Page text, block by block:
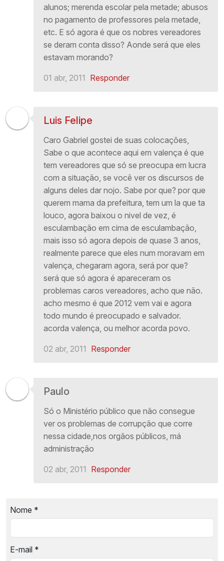
alunos; merenda escolar pela metade; abusos
no pagamento de professores pela metade,
etc. E só agora é que os nobres vereadores
se deram conta disso? Aonde será que eles
estavam morando?
01 abr, 2011 Responder
Luis Felipe
Caro Gabriel gostei de suas colocações,
Sabe o que acontece aqui em valença é que
tem vereadores que só se preocupa em lucra
com a situação, se você ver os discursos de
alguns deles dar nojo. Sabe por que? por que
querem mama da prefeitura, tem um la que ta
louco, agora baixou o nivel de vez, é
esculambação em cima de esculambação,
mais isso só agora depois de quase 3 anos,
realmente parece que eles num moravam em
valença, chegaram agora, será por que?
será que só agora é apareceram os
problemas caros vereadores, acho que não.
acho mesmo é que 2012 vem vai e agora
todo mundo é preocupado e salvador.
acorda valença, ou melhor acorda povo.
02 abr, 2011 Responder
Paulo
Só o Ministério público que não consegue
ver os problemas de corrupção que corre
nessa cidade,nos orgãos públicos, má
administração
02 abr, 2011 Responder
Nome *
E-mail *